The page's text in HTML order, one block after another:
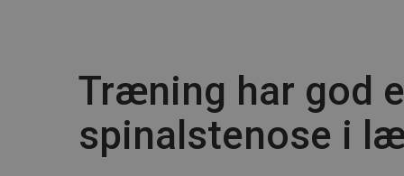
Træning har god
spinalstenose i